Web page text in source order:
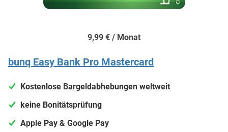
9,99 € / Monat
bunq Easy Bank Pro Mastercard
Kostenlose Bargeldabhebungen weltweit
keine Bonitätsprüfung
Apple Pay & Google Pay